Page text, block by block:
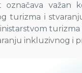
označava važan
turizma i
inkluzivnog i